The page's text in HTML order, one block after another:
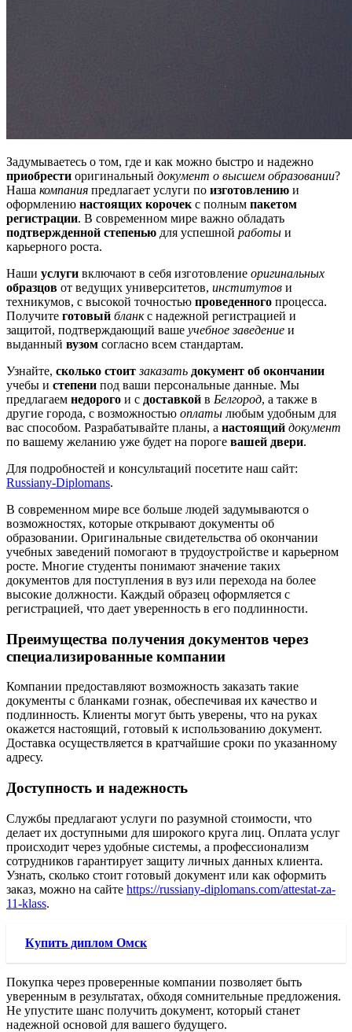
Задумываетесь о том, где и как можно быстро и надежно
приобрести оригинальный документ о высшем образовании?
Наша компания предлагает услуги по изготовлению и
оформлению настоящих корочек с полным пакетом
регистрации. В современном мире важно обладать
подтвержденной степенью для успешной работы и
карьерного роста.
Наши услуги включают в себя изготовление оригинальных
образцов от ведущих университетов, институтов и
техникумов, с высокой точностью проведенного процесса.
Получите готовый бланкс надежной регистрацией и
защитой, подтверждающий ваше учебное заведение и
выданный вузом согласно всем стандартам.
Узнайте, сколько стоит заказать документ об окончании
учебы и степени под ваши персональные данные. Мы
предлагаем недорого и с доставкой в Белгород, а также в
другие города, с возможностью оплаты любым удобным для
вас способом. Разрабатывайте планы, а настоящий документ
по вашему желанию уже будет на пороге вашей двери.
Для подробностей и консультаций посетите наш сайт:
Russiany-Diplomans.
В современном мире все больше людей задумываются о
возможностях, которые открывают документы об
образовании. Оригинальные свидетельства об окончании
учебных заведений помогают в трудоустройстве и карьерном
росте. Многие студенты понимают значение таких
документов для поступления в вуз или перехода на более
высокие должности. Каждый образец оформляется с
регистрацией, что дает уверенность в его подлинности.
Преимущества получения документов через
специализированные компании
Компании предоставляют возможность заказать такие
документы с бланками гознак, обеспечивая их качество и
подлинность. Клиенты могут быть уверены, что на руках
окажется настоящий, готовый к использованию документ.
Доставка осуществляется в кратчайшие сроки по указанному
адресу.
Доступность и надежность
Службы предлагают услуги по разумной стоимости, что
делает их доступными для широкого круга лиц. Оплата услуг
происходит через удобные системы, а профессионализм
сотрудников гарантирует защиту личных данных клиента.
Узнать, сколько стоит готовый документ или как оформить
заказ, можно на сайте https://russiany-diplomans.com/attestat-za-
11-klass.
Купить диплом Омск
Покупка через проверенные компании позволяет быть
уверенным в результатах, обходя сомнительные предложения.
Не упустите шанс получить документ, который станет
надежной основой для вашего будущего.